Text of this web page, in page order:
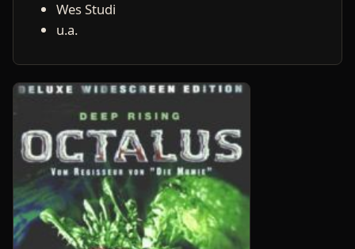
Wes Studi
u.a.